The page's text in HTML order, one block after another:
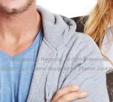
©Handwerker Regional. All rights reserved.
WordPress Themedesigned byTheme Junkie